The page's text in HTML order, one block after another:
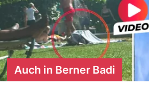
Auch in Berner Badi